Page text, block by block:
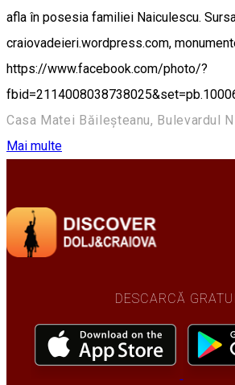
afla în posesia familiei Naiculescu.
craiovadeieri.wordpress.com,
https://www.facebook.com/photo/?
Mai multe
DESCARCĂ